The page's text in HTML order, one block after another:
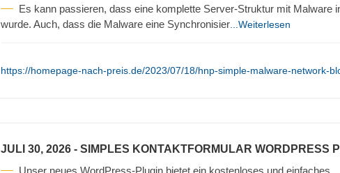
Es kann passieren, dass eine komplette Server-Struktur mit Malware
wurde. Auch, dass die Malware eine Synchronisier ...Weiterlesen
https://homepage-nach-preis.de/2023/07/18/hnp-simple-malware-network-
JULI 30, 2026 - SIMPLES KONTAKTFORMULAR WORDPRESS